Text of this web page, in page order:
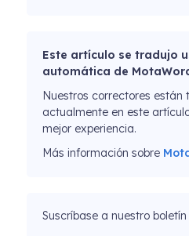
Este artículo se tradujo
automática de
Nuestros correctores están
actualmente en este
mejor experiencia.
Más información sobre
Suscríbase a nuestro